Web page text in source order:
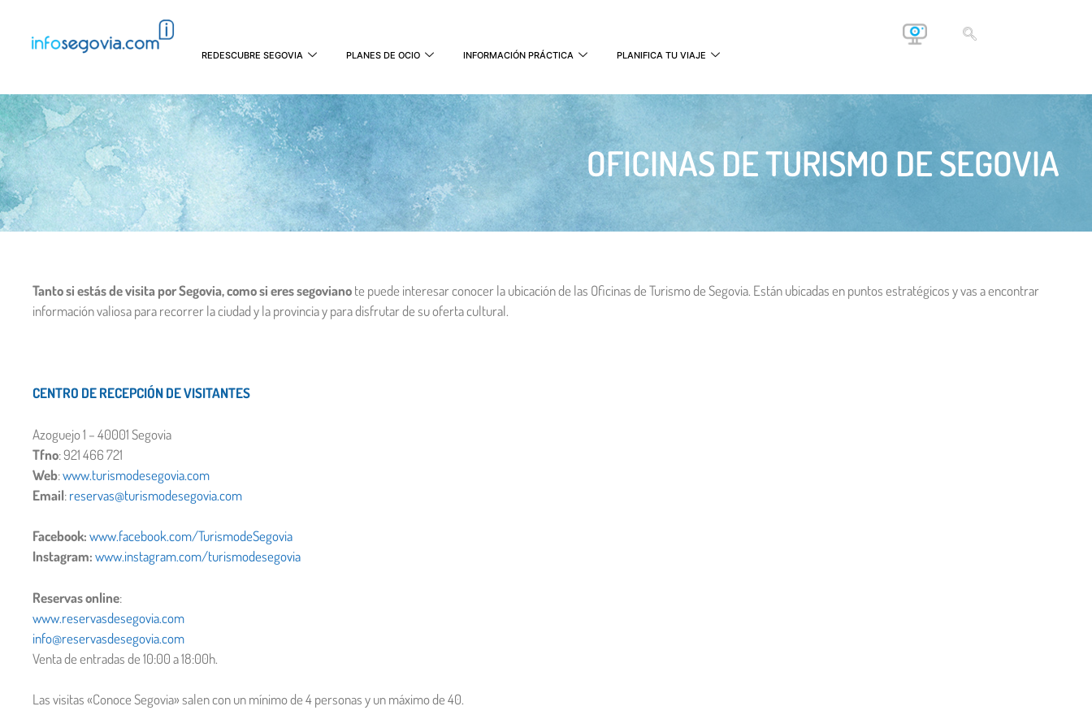
REDESCUBRE SEGOVIA PLANES DE OCIO INFORMACIÓN PRÁCTICA PLANIFICA TU VIAJE
OFICINAS DE TURISMO DE SEGOVIA
Tanto si estás de visita por Segovia, como si eres segovianote puede interesar conocer la ubicación de las Oficinas de Turismo de Segovia. Están ubicadas en puntos estratégicos y vas a encontrar
información valiosa para recorrer la ciudad y la provincia y para disfrutar de su oferta cultural.
CENTRO DE RECEPCIÓN DE VISITANTES
Azoguejo 1 – 40001 Segovia
Tfno: 921 466 721
Web:www.turismodesegovia.com
Email:reservas@turismodesegovia.com
Facebook:www.facebook.com/TurismodeSegovia
Instagram:www.instagram.com/turismodesegovia
Reservas online:
www.reservasdesegovia.com
info@reservasdesegovia.com
Venta de entradas de 10:00 a 18:00h.
Las visitas «Conoce Segovia» salen con un mínimo de 4 personas y un máximo de 40.